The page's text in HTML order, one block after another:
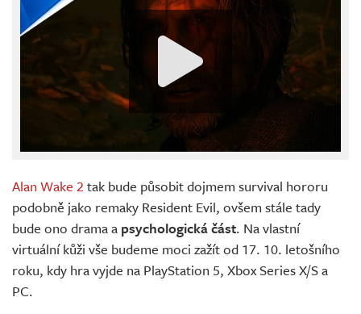
Alan Wake 2 tak bude působit dojmem survival hororu
podobně jako remaky Resident Evil, ovšem stále tady
bude ono drama a psychologická část. Na vlastní
virtuální kůži vše budeme moci zažít od 17. 10. letošního
roku, kdy hra vyjde na PlayStation 5, Xbox Series X/S a
PC.